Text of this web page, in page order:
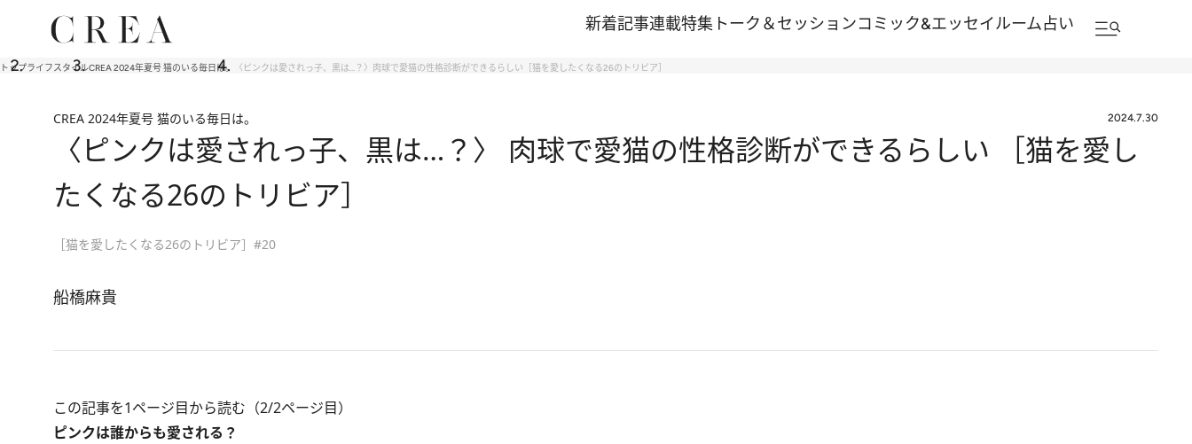
新着記事連載特集 トーク＆セッションコミック&エッセイルーム占い
トップライフスタイルCREA 2024年夏号 猫のいる毎日は。 〈ピンクは愛されっ子、黒は…？〉肉球で愛猫の性格診断ができるらしい［猫を愛したくなる26のトリビア］
CREA 2024年夏号 猫のいる毎日は。 2024.7.30
〈ピンクは愛されっ子、黒は…？〉 肉球で愛猫の性格診断ができるらしい ［猫を愛し
たくなる26のトリビア］
［猫を愛したくなる26のトリビア］#20
船橋麻貴
この記事を1ページ目から読む（2/2ページ目）
ピンクは誰からも愛される？